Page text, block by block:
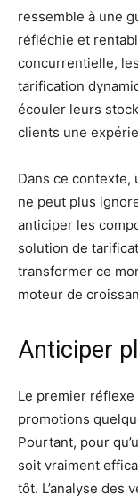
ressemble à une
réfléchie et
concurrentielle,
tarification
écouler leurs
clients une
Dans ce contexte,
ne peut plus
anticiper les
solution de
transformer ce
moteur de
Anticiper
Le premier
promotions
Pourtant, pour
soit vraiment
tôt. L’analyse des